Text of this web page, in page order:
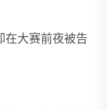
在大赛前夜被告